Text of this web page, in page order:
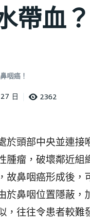
帶血
咽癌！
日 2362
於頭部中央並連
腫瘤，破壞鄰近
故鼻咽癌形成後
於鼻咽位置隱蔽，
，往往令患者較難